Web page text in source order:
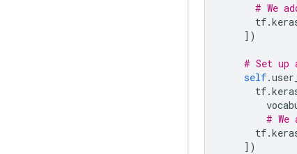
# We
tf.
])
# Set up
self.
tf.
# We
tf.
])